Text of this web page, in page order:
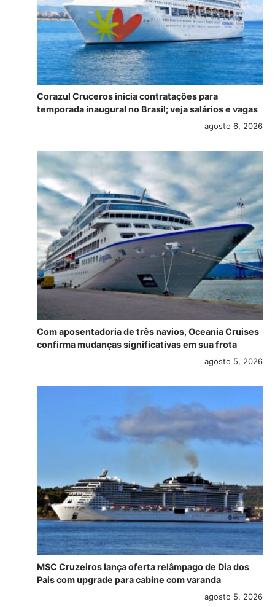
Corazul Cruceros inicia contratações para
temporada inaugural no Brasil; veja salários e vagas
agosto 6, 2026
Com aposentadoria de três navios, Oceania Cruises
confirma mudanças significativas em sua frota
agosto 5, 2026
MSC Cruzeiros lança oferta relâmpago de Dia dos
Pais com upgrade para cabine com varanda
agosto 5, 2026